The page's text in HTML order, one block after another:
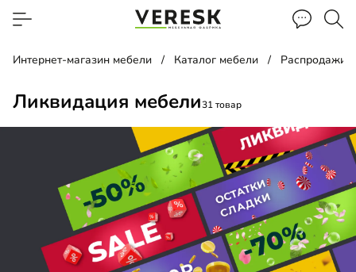
Интернет-магазин мебели Каталог мебели Распродажи,
Ликвидация мебели31 товар